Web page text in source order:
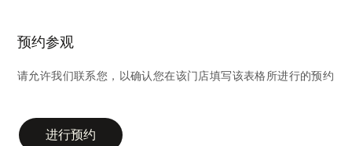
预约参观
请允许我们联系您，以确认您在该门店填写该表格所进行的预约
进行预约